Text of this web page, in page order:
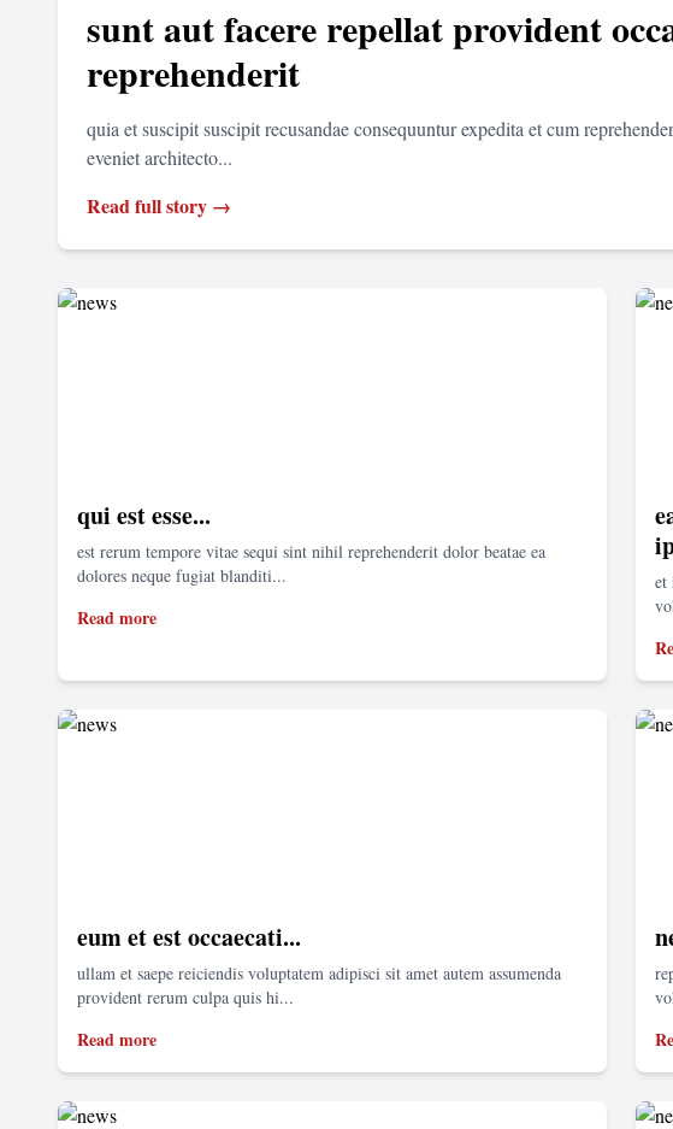
sunt aut facere repellat provident
reprehenderit
quia et suscipit suscipit recusandae consequuntur expedita et cum
eveniet architecto...
Read full story →
qui est esse...
est rerum tempore vitae sequi sint nihil reprehenderit dolor beatae ea
dolores neque fugiat blanditi...
Read more
et
eum et est occaecati...
ullam et saepe reiciendis voluptatem adipisci sit amet autem assumenda
provident rerum culpa quis hi...
Read more